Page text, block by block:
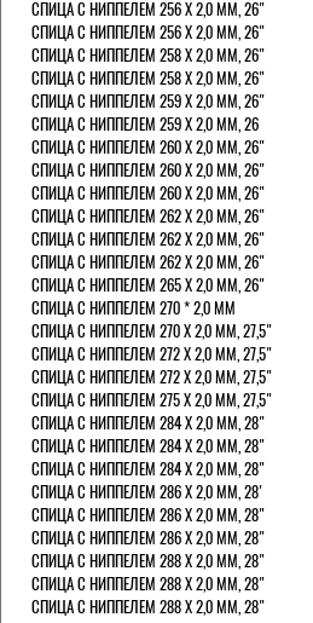
СПИЦА С НИППЕЛЕМ 256 Х 2,0 ММ, 26"
СПИЦА С НИППЕЛЕМ 256 Х 2,0 ММ, 26"
СПИЦА С НИППЕЛЕМ 258 Х 2,0 ММ, 26"
СПИЦА С НИППЕЛЕМ 258 Х 2,0 ММ, 26"
СПИЦА С НИППЕЛЕМ 259 Х 2,0 ММ, 26"
СПИЦА С НИППЕЛЕМ 259 Х 2,0 ММ, 26
СПИЦА С НИППЕЛЕМ 260 Х 2,0 ММ, 26"
СПИЦА С НИППЕЛЕМ 260 Х 2,0 ММ, 26"
СПИЦА С НИППЕЛЕМ 260 Х 2,0 ММ, 26"
СПИЦА С НИППЕЛЕМ 262 Х 2,0 ММ, 26"
СПИЦА С НИППЕЛЕМ 262 Х 2,0 ММ, 26"
СПИЦА С НИППЕЛЕМ 262 Х 2,0 ММ, 26"
СПИЦА С НИППЕЛЕМ 265 Х 2,0 ММ, 26"
СПИЦА С НИППЕЛЕМ 270 * 2,0 ММ
СПИЦА С НИППЕЛЕМ 270 Х 2,0 ММ, 27,5"
СПИЦА С НИППЕЛЕМ 272 Х 2,0 ММ, 27,5"
СПИЦА С НИППЕЛЕМ 272 Х 2,0 ММ, 27,5"
СПИЦА С НИППЕЛЕМ 275 Х 2,0 ММ, 27,5"
СПИЦА С НИППЕЛЕМ 284 Х 2,0 ММ, 28"
СПИЦА С НИППЕЛЕМ 284 Х 2,0 ММ, 28"
СПИЦА С НИППЕЛЕМ 284 Х 2,0 ММ, 28"
СПИЦА С НИППЕЛЕМ 286 Х 2,0 ММ, 28'
СПИЦА С НИППЕЛЕМ 286 Х 2,0 ММ, 28"
СПИЦА С НИППЕЛЕМ 286 Х 2,0 ММ, 28"
СПИЦА С НИППЕЛЕМ 288 Х 2,0 ММ, 28"
СПИЦА С НИППЕЛЕМ 288 Х 2,0 ММ, 28"
СПИЦА С НИППЕЛЕМ 288 Х 2,0 ММ, 28"